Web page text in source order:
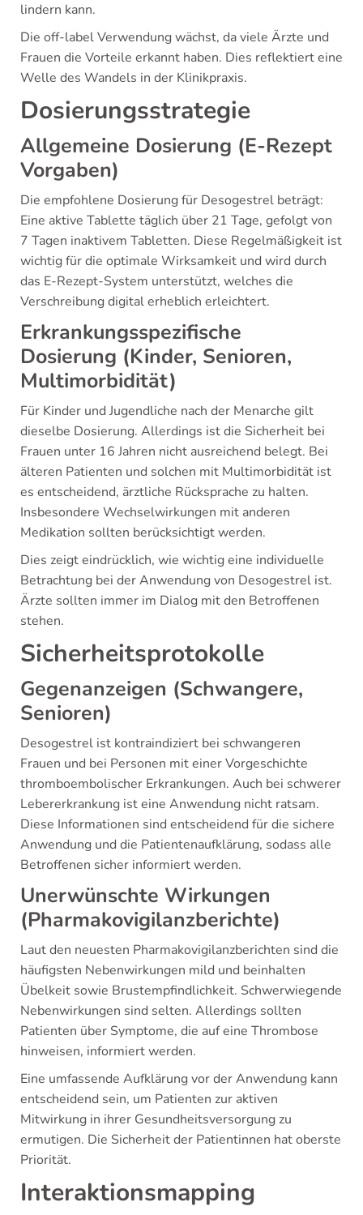
lindern kann.
Die off-label Verwendung wächst, da viele Ärzte und
Frauen die Vorteile erkannt haben. Dies reflektiert eine
Welle des Wandels in der Klinikpraxis.
Dosierungsstrategie
Allgemeine Dosierung (E-Rezept
Vorgaben)
Die empfohlene Dosierung für Desogestrel beträgt:
Eine aktive Tablette täglich über 21 Tage, gefolgt von
7 Tagen inaktivem Tabletten. Diese Regelmäßigkeit ist
wichtig für die optimale Wirksamkeit und wird durch
das E-Rezept-System unterstützt, welches die
Verschreibung digital erheblich erleichtert.
Erkrankungsspezifische
Dosierung (Kinder, Senioren,
Multimorbidität)
Für Kinder und Jugendliche nach der Menarche gilt
dieselbe Dosierung. Allerdings ist die Sicherheit bei
Frauen unter 16 Jahren nicht ausreichend belegt. Bei
älteren Patienten und solchen mit Multimorbidität ist
es entscheidend, ärztliche Rücksprache zu halten.
Insbesondere Wechselwirkungen mit anderen
Medikation sollten berücksichtigt werden.
Dies zeigt eindrücklich, wie wichtig eine individuelle
Betrachtung bei der Anwendung von Desogestrel ist.
Ärzte sollten immer im Dialog mit den Betroffenen
stehen.
Sicherheitsprotokolle
Gegenanzeigen (Schwangere,
Senioren)
Desogestrel ist kontraindiziert bei schwangeren
Frauen und bei Personen mit einer Vorgeschichte
thromboembolischer Erkrankungen. Auch bei schwerer
Lebererkrankung ist eine Anwendung nicht ratsam.
Diese Informationen sind entscheidend für die sichere
Anwendung und die Patientenaufklärung, sodass alle
Betroffenen sicher informiert werden.
Unerwünschte Wirkungen
(Pharmakovigilanzberichte)
Laut den neuesten Pharmakovigilanzberichten sind die
häufigsten Nebenwirkungen mild und beinhalten
Übelkeit sowie Brustempfindlichkeit. Schwerwiegende
Nebenwirkungen sind selten. Allerdings sollten
Patienten über Symptome, die auf eine Thrombose
hinweisen, informiert werden.
Eine umfassende Aufklärung vor der Anwendung kann
entscheidend sein, um Patienten zur aktiven
Mitwirkung in ihrer Gesundheitsversorgung zu
ermutigen. Die Sicherheit der Patientinnen hat oberste
Priorität.
Interaktionsmapping